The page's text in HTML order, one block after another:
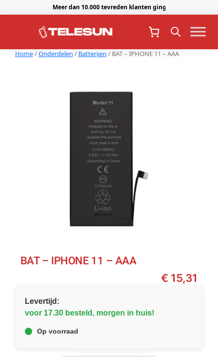
Meer dan 10.000 tevreden klanten gingen je voor.
Home/Onderdelen / Batterijen / BAT – IPHONE 11 – AAA
BAT – IPHONE 11 – AAA
€ 15,31
Levertijd:
voor 17.30 besteld, morgen in huis!
Op voorraad